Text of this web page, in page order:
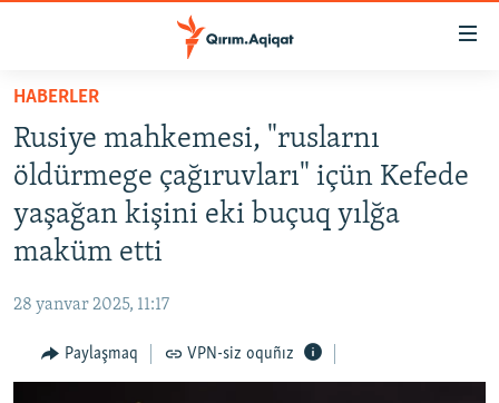
Esas
qaytmaq
Baş
navigatsiyağa
qaytmaq
Qıdıruvğa
SİYASET
İQTİSADİYAT
CEMİYET
İNSAN AQLARI
VİDEO
HABERLER
Rusiye mahkemesi, "ruslarnı
öldürmege çağıruvları" içün Kefede
yaşağan kişini eki buçuq yılğa
maküm etti
28 yanvar 2025, 11:17
Paylaşmaq VPN-siz oquñız